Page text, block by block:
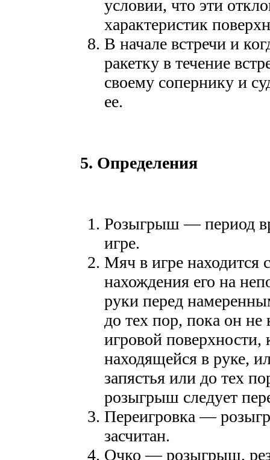
условии, что эти
характеристик
В начале встречи и
ракетку в течение
своему сопернику и
ее.
5. Определения
Розыгрыш — период
игре.
Мяч в игре находится
нахождения его на
руки перед
до тех пор, пока он не
игровой поверхности,
находящейся в руке,
запястья или до тех
розыгрыш следует
Переигровка —
засчитан.
Очко — розыгрыш,